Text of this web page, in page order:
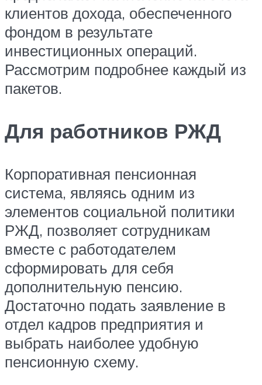
клиентов дохода, обеспеченного
фондом в результате
инвестиционных операций.
Рассмотрим подробнее каждый из
пакетов.
Для работников РЖД
Корпоративная пенсионная
система, являясь одним из
элементов социальной политики
РЖД, позволяет сотрудникам
вместе с работодателем
сформировать для себя
дополнительную пенсию.
Достаточно подать заявление в
отдел кадров предприятия и
выбрать наиболее удобную
пенсионную схему.